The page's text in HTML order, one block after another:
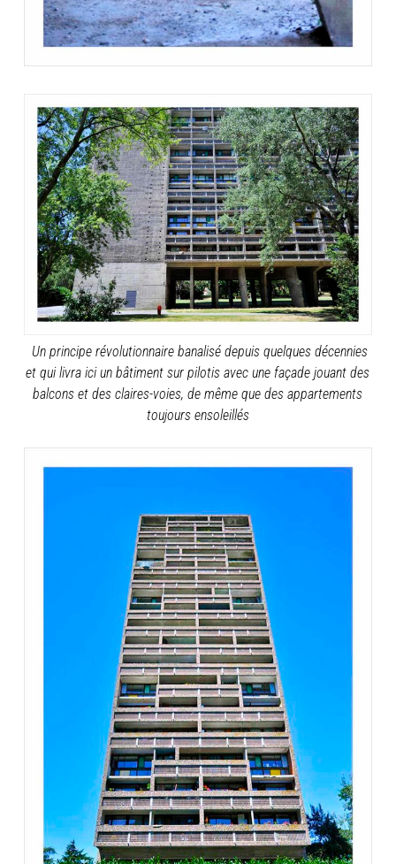
Un principe révolutionnaire banalisé depuis quelques décennies
et qui livra ici un bâtiment sur pilotis avec une façade jouant des
balcons et des claires-voies, de même que des appartements
toujours ensoleillés